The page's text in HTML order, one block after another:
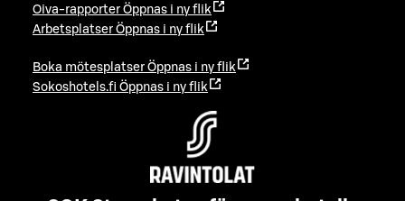
Oiva-rapporter Öppnas i ny flik
Arbetsplatser Öppnas i ny flik
Boka mötesplatser Öppnas i ny flik
Sokoshotels.fi Öppnas i ny flik